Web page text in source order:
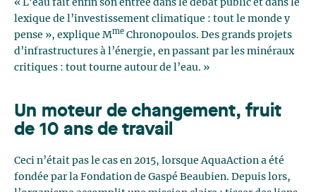
« L’eau fait enfin son entrée dans le débat public et dans le
lexique de l’investissement climatique : tout le monde y
pense », explique Mme Chronopoulos. Des grands projets
d’infrastructures à l’énergie, en passant par les minéraux
critiques : tout tourne autour de l’eau. »
Un moteur de changement, fruit
de 10 ans de travail
Ceci n’était pas le cas en 2015, lorsque AquaAction a été
fondée par la Fondation de Gaspé Beaubien. Depuis lors,